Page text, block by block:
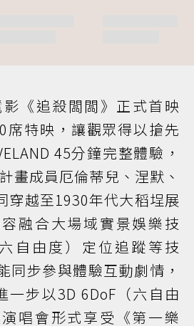
《追殺闆闆》正式首映
席特映，讓觀眾得以搶先
45分鐘完整體驗，
畫成員厄倫蒂兒、涅默、
穿越至1930年代大稻埕展
融合大場域實景娛樂技
自由度）定位追蹤等技
同步參與體驗互動劇情，
一步以3D 6DoF（六自由
唱會形式享受《第一樂